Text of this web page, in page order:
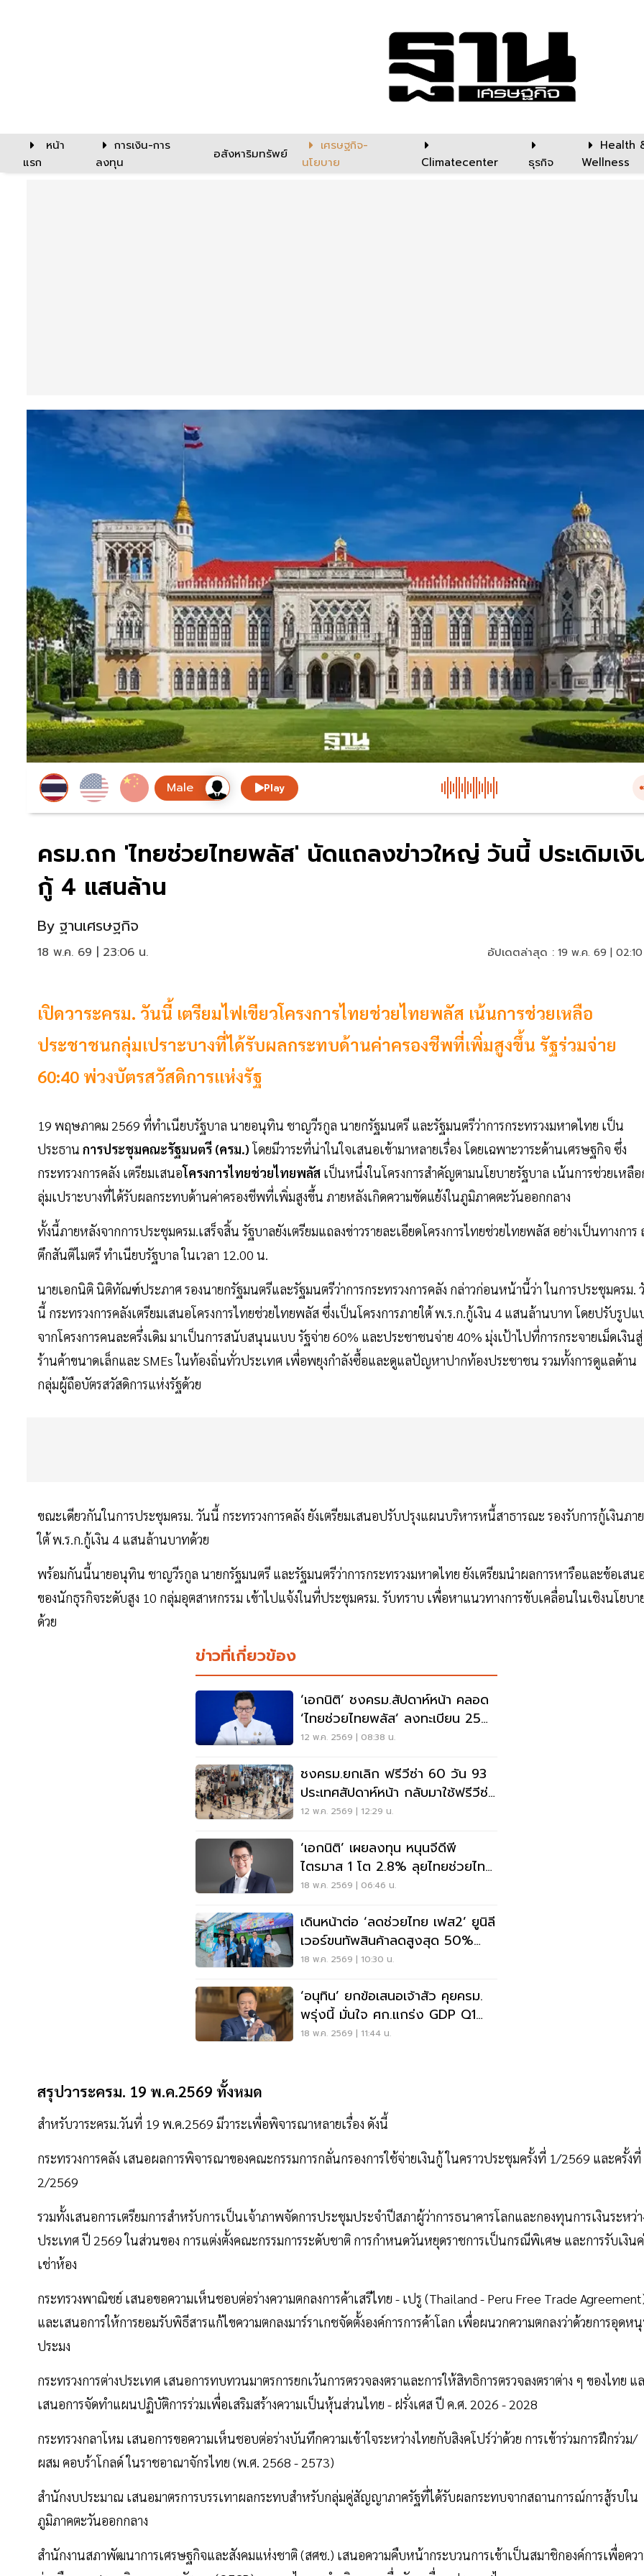
หน้า
แรก
การเงิน-การ
ลงทุน
อสังหาริมทรัพย์
เศรษฐกิจ-
นโยบาย
Climatecenter ธุรกิจ
Health
Wellness
Play
ครม.ถก 'ไทยช่วยไทยพลัส' นัดแถลงข่าวใหญ่ วันนี้ ประเดิมเงิ
กู้ 4 แสนล้าน
By ฐานเศรษฐกิจ
18 พ.ค. 69 | 23:06 น. อัปเดตล่าสุด : 19 พ.ค. 69 |
เปิดวาระครม. วันนี้ เตรียมไฟเขียวโครงการไทยช่วยไทยพลัส เน้นการช่วยเหลือ
ประชาชนกลุ่มเปราะบางที่ได้รับผลกระทบด้านค่าครองชีพที่เพิ่มสูงขึ้น รัฐร่วมจ่าย
60:40 พ่วงบัตรสวัสดิการแห่งรัฐ
19 พฤษภาคม 2569 ที่ทำเนียบรัฐบาล นายอนุทิน ชาญวีรกูล นายกรัฐมนตรี และรัฐมนตรีว่าการกระทรวงมหาดไทย เป็น
ประธาน การประชุมคณะรัฐมนตรี (ครม.)โดยมีวาระที่น่าในใจเสนอเข้ามาหลายเรื่อง โดยเฉพาะวาระด้านเศรษฐกิจ ซึ่ง
กระทรวงการคลัง เตรียมเสนอโครงการไทยช่วยไทยพลัส เป็นหนึ่งในโครงการสำคัญตามนโยบายรัฐบาล เน้นการช่วยเหลื
ลุ่มเปราะบางที่ได้รับผลกระทบด้านค่าครองชีพที่เพิ่มสูงขึ้น ภายหลังเกิดความขัดแย้งในภูมิภาคตะวันออกกลาง
ทั้งนี้ภายหลังจากการประชุมครม.เสร็จสิ้น รัฐบาลยังเตรียมแถลงข่าวรายละเอียดโครงการไทยช่วยไทยพลัส อย่างเป็นทางกา
ตึกสันติไมตรี ทำเนียบรัฐบาล ในเวลา 12.00 น.
นายเอกนิติ นิติทัณฑ์ประภาศ รองนายกรัฐมนตรีและรัฐมนตรีว่าการกระทรวงการคลัง กล่าวก่อนหน้านี้ว่า ในการประชุมครม.
นี้ กระทรวงการคลังเตรียมเสนอโครงการไทยช่วยไทยพลัส ซึ่งเป็นโครงการภายใต้ พ.ร.ก.กู้เงิน 4 แสนล้านบาท โดยปรับรูป
จากโครงการคนละครึ่งเดิม มาเป็นการสนับสนุนแบบ รัฐจ่าย 60% และประชาชนจ่าย 40% มุ่งเป้าไปที่การกระจายเม็ดเงินสู่
ร้านค้าขนาดเล็กและ SMEs ในท้องถิ่นทั่วประเทศ เพื่อพยุงกำลังซื้อและดูแลปัญหาปากท้องประชาชน รวมทั้งการดูแลด้าน
กลุ่มผู้ถือบัตรสวัสดิการแห่งรัฐด้วย
ขณะเดียวกันในการประชุมครม. วันนี้ กระทรวงการคลัง ยังเตรียมเสนอปรับปรุงแผนบริหารหนี้สาธารณะ รองรับการกู้เงินภาย
ใต้ พ.ร.ก.กู้เงิน 4 แสนล้านบาทด้วย
พร้อมกันนี้นายอนุทิน ชาญวีรกูล นายกรัฐมนตรี และรัฐมนตรีว่าการกระทรวงมหาดไทย ยังเตรียมนำผลการหารือและข้อเสน
ของนักธุรกิจระดับสูง 10 กลุ่มอุตสาหกรรม เข้าไปแจ้งในที่ประชุมครม. รับทราบ เพื่อหาแนวทางการขับเคลื่อนในเชิงนโยบา
ด้วย
ข่าวที่เกี่ยวข้อง
‘เอกนิติ’ ชงครม.สัปดาห์หน้า คลอด
‘ไทยช่วยไทยพลัส’ ลงทะเบียน 25
พ.ค.นี้
12 พ.ค. 2569 | 08:38 น.
ชงครม.ยกเลิก ฟรีวีซ่า 60 วัน 93
ประเทศสัปดาห์หน้า กลับมาใช้ฟรีวีซ่า
30 วัน 57 ประเทศ
12 พ.ค. 2569 | 12:29 น.
‘เอกนิติ’ เผยลงทุน หนุนจีดีพี
ไตรมาส 1 โต 2.8% ลุยไทยช่วยไทย
พลัสพยุงกำลังซื้อ
18 พ.ค. 2569 | 06:46 น.
เดินหน้าต่อ ‘ลดช่วยไทย เฟส2’ ยูนิลี
เวอร์ขนทัพสินค้าลดสูงสุด 50%
ยาวถึงสิ้นมิ.ย.
18 พ.ค. 2569 | 10:30 น.
‘อนุทิน’ ยกข้อเสนอเจ้าสัว คุยครม.
พรุ่งนี้ มั่นใจ ศก.แกร่ง GDP Q1
บวก 2.8%
18 พ.ค. 2569 | 11:44 น.
สรุปวาระครม. 19 พ.ค.2569 ทั้งหมด
สำหรับวาระครม.วันที่ 19 พ.ค.2569 มีวาระเพื่อพิจารณาหลายเรื่อง ดังนี้
กระทรวงการคลัง เสนอผลการพิจารณาของคณะกรรมการกลั่นกรองการใช้จ่ายเงินกู้ ในคราวประชุมครั้งที่ 1/2569 และครั้งที่
2/2569
รวมทั้งเสนอการเตรียมการสำหรับการเป็นเจ้าภาพจัดการประชุมประจำปีสภาผู้ว่าการธนาคารโลกและกองทุนการเงินระหว่า
ประเทศ ปี 2569 ในส่วนของ การแต่งตั้งคณะกรรมการระดับชาติ การกำหนดวันหยุดราชการเป็นกรณีพิเศษ และการรับเงิน
เช่าห้อง
กระทรวงพาณิชย์ เสนอขอความเห็นชอบต่อร่างความตกลงการค้าเสรีไทย - เปรู (Thailand - Peru Free Trade
และเสนอการให้การยอมรับพิธีสารแก้ไขความตกลงมาร์ราเกชจัดตั้งองค์การการค้าโลก เพื่อผนวกความตกลงว่าด้วยการอุดห
ประมง
กระทรวงการต่างประเทศ เสนอการทบทวนมาตรการยกเว้นการตรวจลงตราและการให้สิทธิการตรวจลงตราต่าง ๆ ของไทย แ
เสนอการจัดทำแผนปฏิบัติการร่วมเพื่อเสริมสร้างความเป็นหุ้นส่วนไทย - ฝรั่งเศส ปี ค.ศ. 2026 - 2028
กระทรวงกลาโหม เสนอการขอความเห็นชอบต่อร่างบันทึกความเข้าใจระหว่างไทยกับสิงคโปร์ว่าด้วย การเข้าร่วมการฝึกร่วม/
ผสม คอบร้าโกลด์ ในราชอาณาจักรไทย (พ.ศ. 2568 - 2573)
สำนักงบประมาณ เสนอมาตรการบรรเทาผลกระทบสำหรับกลุ่มคู่สัญญาภาครัฐที่ได้รับผลกระทบจากสถานการณ์การสู้รบใน
ภูมิภาคตะวันออกกลาง
สำนักงานสภาพัฒนาการเศรษฐกิจและสังคมแห่งชาติ (สศช.) เสนอความคืบหน้ากระบวนการเข้าเป็นสมาชิกองค์การเพื่อคว